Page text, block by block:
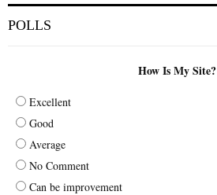
POLLS
How Is My Site?
Excellent
Good
Average
No Comment
Can be improvement